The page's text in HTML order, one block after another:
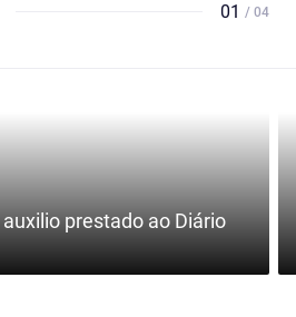
01 / 04
prestado ao Diário